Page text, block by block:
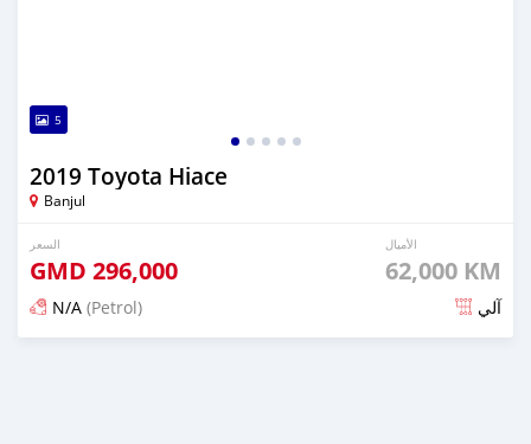
5
2019 Toyota Hiace
Banjul
السعر
GMD 296,000
الأميال
62,000 KM
N/A (Petrol) آلي